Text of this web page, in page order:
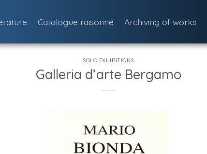
Catalogue raisonné Archiving of works
SOLO EXHIBITIONS
Galleria d’arte Bergamo